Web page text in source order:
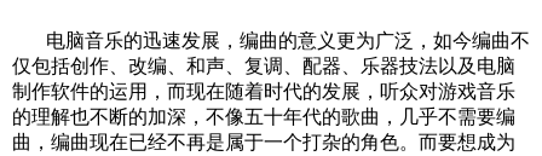
电脑音乐的迅速发展，编曲的意义更为广泛，如今编曲不
仅包括创作、改编、和声、复调、配器、乐器技法以及电脑
制作软件的运用，而现在随着时代的发展，听众对游戏音乐
的理解也不断的加深，不像五十年代的歌曲，几乎不需要编
曲，编曲现在已经不再是属于一个打杂的角色。而要想成为